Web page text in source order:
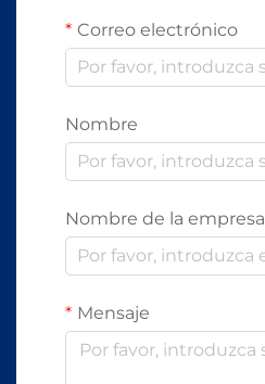
Correo electrónico
Nombre
Nombre de la empresa
Mensaje